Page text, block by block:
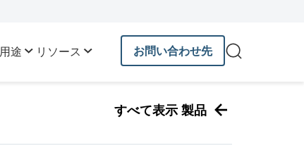
用途 リソース お問い合わせ先
すべて表示 製品